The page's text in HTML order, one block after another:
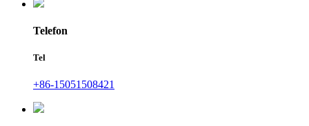
Telefon
Tel
+86-15051508421